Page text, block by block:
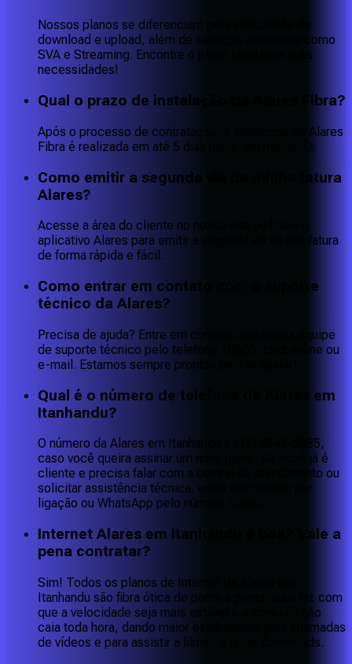
Nossos planos se diferenciam pela velocidade de
download e upload, além de serviços adicionais como
SVA e Streaming. Encontre o plano ideal para suas
necessidades!
Qual o prazo de instalação da Alares Fibra?
Após o processo de contratação, a instalação da Alares
Fibra é realizada em até 5 dias úteis, em média. 🚀
Como emitir a segunda via da minha fatura
Alares?
Acesse a área do cliente no nosso site ou baixe o
aplicativo Alares para emitir a segunda via da sua fatura
de forma rápida e fácil.
Como entrar em contato com o suporte
técnico da Alares?
Precisa de ajuda? Entre em contato com nossa equipe
de suporte técnico pelo telefone 10600, chat online ou
e-mail. Estamos sempre prontos para te ajudar!
Qual é o número de telefone da Alares em
Itanhandu?
O número da Alares em Itanhandu é (19) 4042-5885,
caso você queira assinar um novo plano. Se você já é
cliente e precisa falar com a central de atendimento ou
solicitar assistência técnica, entre em contato por
ligação ou WhatsApp pelo número 10600.
Internet Alares em Itanhandu é boa? Vale a
pena contratar?
Sim! Todos os planos de Internet da Alares em
Itanhandu são fibra ótica de ponta a ponta, isso faz com
que a velocidade seja mais estável e a conexão não
caia toda hora, dando maior estabilidade para chamadas
de vídeos e para assistir a filmes e fazer downloads.